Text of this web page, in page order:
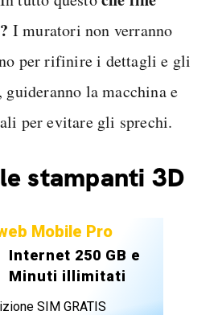
I muratori non verranno
per rifinire i dettagli e gli
la macchina e
per evitare gli sprechi.
stampanti 3D
Mobile Pro
Internet 250 GB e
Minuti illimitati
SIM GRATIS